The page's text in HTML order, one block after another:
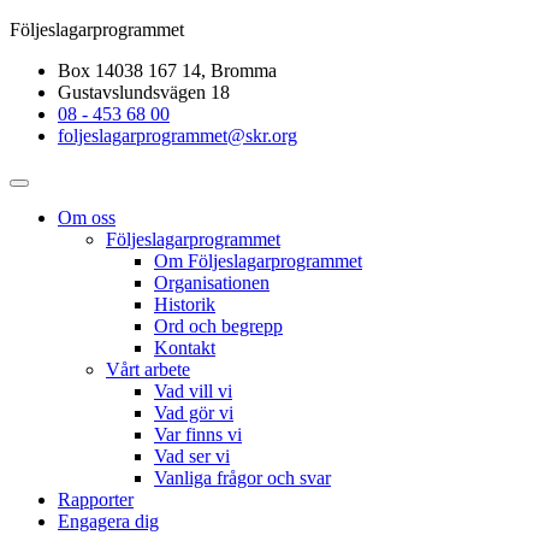
Följeslagarprogrammet
Box 14038 167 14, Bromma
Gustavslundsvägen 18
08 - 453 68 00
foljeslagarprogrammet@skr.org
Om oss
Följeslagarprogrammet
Om Följeslagarprogrammet
Organisationen
Historik
Ord och begrepp
Kontakt
Vårt arbete
Vad vill vi
Vad gör vi
Var finns vi
Vad ser vi
Vanliga frågor och svar
Rapporter
Engagera dig